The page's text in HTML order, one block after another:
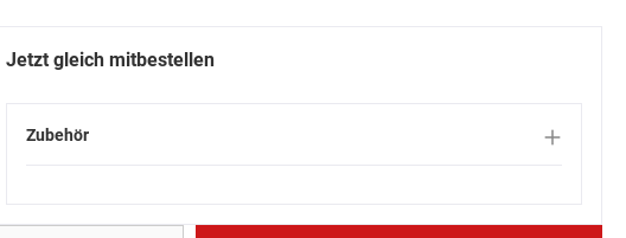
Jetzt gleich mitbestellen
Zubehör